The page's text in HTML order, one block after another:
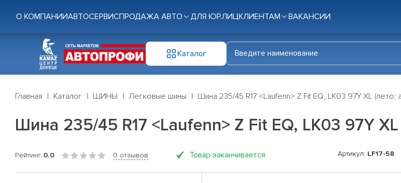
О КОМПАНИИАВТОСЕРВИСПРОДАЖА АВТО ДЛЯ ЮР.ЛИЦКЛИЕНТАМ ВАКАНСИИ
Каталог
Главная Каталог ШИНЫ Легковые шины Шина 235/45 R17 <Laufenn> Z Fit EQ, LK03 97Y XL (лето;
Шина 235/45 R17 <Laufenn> Z Fit EQ, LK03 97Y
Рейтинг 0.0 0 отзывов Товар заканчивается Артикул: LF17-58